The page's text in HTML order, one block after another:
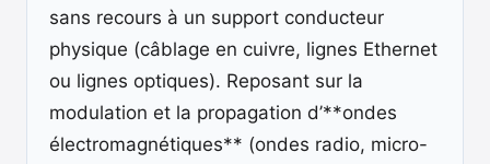
sans recours à un support conducteur
physique (câblage en cuivre, lignes Ethernet
ou lignes optiques). Reposant sur la
modulation et la propagation d’**ondes
électromagnétiques** (ondes radio, micro-